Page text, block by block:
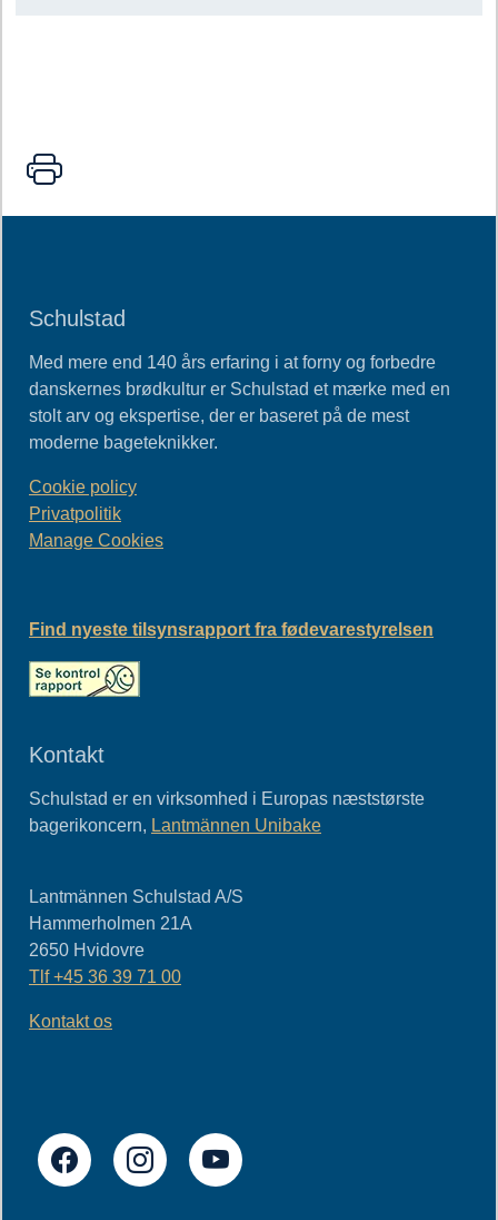
Schulstad
Med mere end 140 års erfaring i at forny og forbedre
danskernes brødkultur er Schulstad et mærke med en
stolt arv og ekspertise, der er baseret på de mest
moderne bageteknikker.
Cookie policy
Privatpolitik
Manage Cookies
Find nyeste tilsynsrapport fra fødevarestyrelsen
Kontakt
Schulstad er en virksomhed i Europas næststørste
bagerikoncern, Lantmännen Unibake
Lantmännen Schulstad A/S
Hammerholmen 21A
2650 Hvidovre
Tlf+45 36 39 71 00
Kontakt os